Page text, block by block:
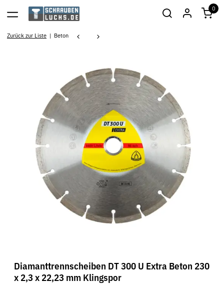
0
Zurück zur Liste Beton
Diamanttrennscheiben DT 300 U Extra Beton 230
x 2,3 x 22,23 mm Klingspor